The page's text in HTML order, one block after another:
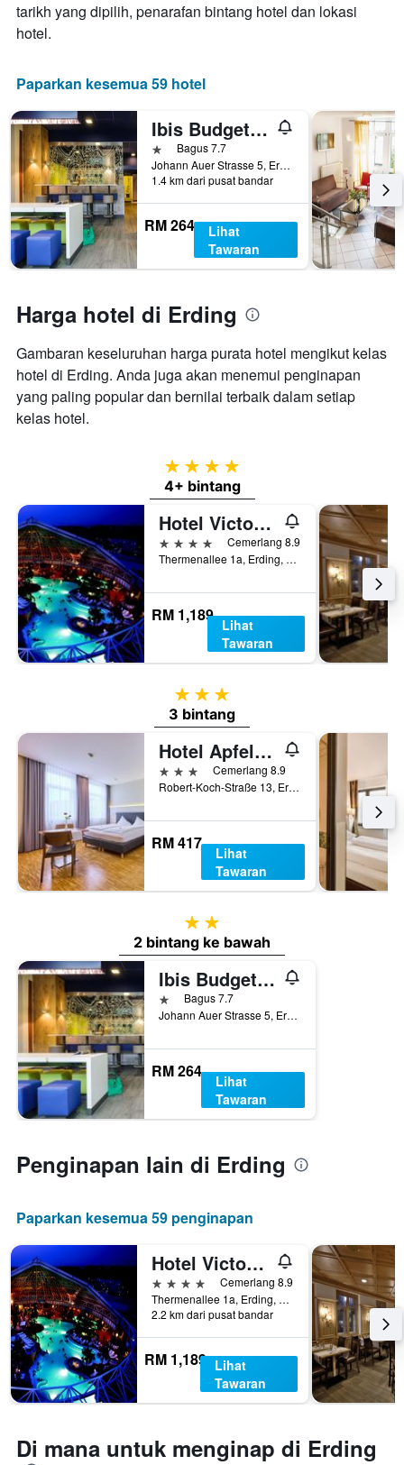
yang
ditemui
hari
Carta
mempunyai
1
yang
memaparkan
harga
purata
bilik
tarikh yang dipilih, penarafan bintang hotel dan lokasi
hotel.
Paparkan kesemua 59 hotel
Ibis Budget Munchen Airport Erding
1 bintang
Bagus 7.7
Johann Auer Strasse 5, Erding, Bavaria, Jerman
1.4 km dari pusat bandar
RM 264
Lihat
Tawaran
Harga hotel di Erding
Gambaran keseluruhan harga purata hotel mengikut kelas
hotel di Erding. Anda juga akan menemui penginapan
yang paling popular dan bernilai terbaik dalam setiap
kelas hotel.
4 bintang
4+ bintang
Hotel Victory Therme Erding
4 bintang
Cemerlang 8.9
Thermenallee 1a, Erding, Bavaria, Jerman
RM 1,189
Lihat
Tawaran
3 bintang
3 bintang
Hotel Apfelbaum
3 bintangCemerlang 8.9
Robert-Koch-Straße 13, Erding, Bavaria, Jerman
RM 417
Lihat
Tawaran
2 bintang
2 bintang ke bawah
Ibis Budget Munchen Airport Erding
1 bintang
Bagus 7.7
Johann Auer Strasse 5, Erding, Bavaria, Jerman
RM 264
Lihat
Tawaran
Penginapan lain di Erding
Paparkan kesemua 59 penginapan
Hotel Victory Therme Erding
4 bintang
Cemerlang 8.9
Thermenallee 1a, Erding, Bavaria, Jerman
2.2 km dari pusat bandar
RM 1,189 Lihat
Tawaran
Di mana untuk menginap di Erding